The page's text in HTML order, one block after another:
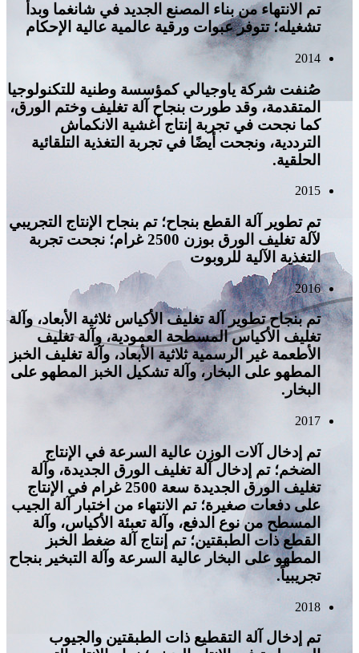
تم الانتهاء من بناء المصنع الجديد في شانغما وبدأ
تشغيله؛ تتوفر عبوات ورقية عالمية عالية الإحكام
2014
صُنفت شركة ياوجيالي كمؤسسة وطنية للتكنولوجيا
المتقدمة، وقد طورت بنجاح آلة تغليف وختم الورق،
كما نجحت في تجربة إنتاج أغشية الانكماش
الترددية، ونجحت أيضًا في تجربة التغذية التلقائية
الحلقية.
2015
تم تطوير آلة القطع بنجاح؛ تم بنجاح الإنتاج التجريبي
لآلة تغليف الورق بوزن 2500 غرام؛ نجحت تجربة
التغذية الآلية للروبوت
2016
تم بنجاح تطوير آلة تغليف الأكياس ثلاثية الأبعاد، وآلة
تغليف الأكياس المسطحة العمودية، وآلة تغليف
الأطعمة غير الرسمية ثلاثية الأبعاد، وآلة تغليف الخبز
المطهو ​​على البخار، وآلة تشكيل الخبز المطهو ​​على
البخار.
2017
تم إدخال آلات الوزن عالية السرعة في الإنتاج
الضخم؛ تم إدخال آلة تغليف الورق الجديدة، وآلة
تغليف الورق الجديدة سعة 2500 غرام في الإنتاج
على دفعات صغيرة؛ تم الانتهاء من اختبار آلة الجيب
المسطح من نوع الدفع، وآلة تعبئة الأكياس، وآلة
القطع ذات الطبقتين؛ تم إنتاج آلة ضغط الخبز
المطهو ​​على البخار عالية السرعة وآلة التبخير بنجاح
تجريبياً.
2018
تم إدخال آلة التقطيع ذات الطبقتين والجيوب